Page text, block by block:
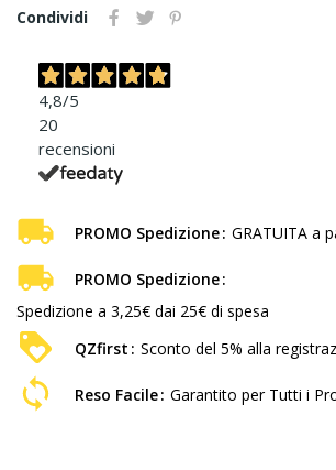
Condividi
4,8/5
20
recensioni
PROMO Spedizione GRATUITA a
PROMO Spedizione
Spedizione a 3,25€ dai 25€ di spesa
QZfirst
Sconto del 5% alla
Reso Facile Garantito per Tutti i